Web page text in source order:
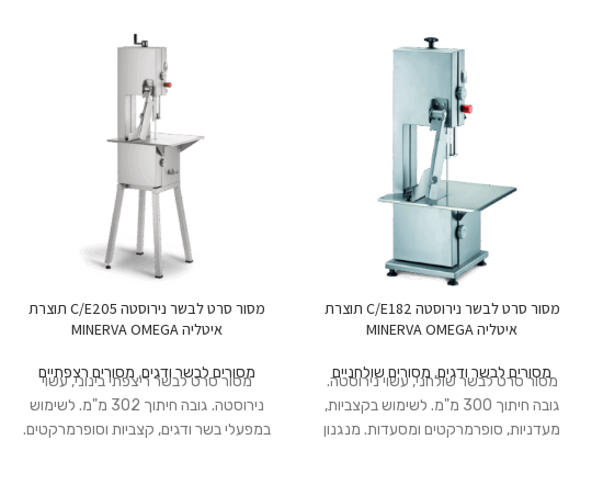
מסור סרט לבשר נירוסטה C/E182 תוצרת
איטליה MINERVA OMEGA
מסורים לבשר ודגים, מסורים שולחניים
מסור סרט לבשר שולחני, עשוי נירוסטה.
גובה חיתוך 300 מ"מ. לשימוש בקצביות,
מעדניות, סופרמרקטים ומסעדות. מנגנון
מסור סרט לבשר נירוסטה C/E205 תוצרת
איטליה MINERVA OMEGA
מסורים לבשר ודגים, מסורים רצפתיים
מסור סרט לבשר ריצפתי בינוני, עשוי
נירוסטה. גובה חיתוך 302 מ"מ. לשימוש
במפעלי בשר ודגים, קצביות וסופרמרקטים.